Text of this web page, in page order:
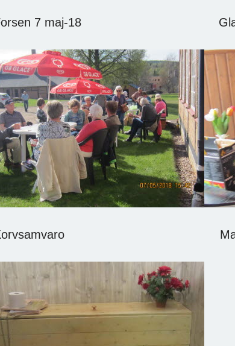
7 maj-18 Glada
Maggi